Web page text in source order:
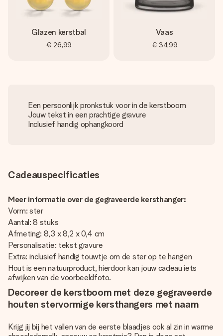
Glazen kerstbal
€ 26,99
Vaas
€ 34,99
Een persoonlijk pronkstuk voor in de kerstboom
Jouw tekst in een prachtige gravure
Inclusief handig ophangkoord
Cadeauspecificaties
Meer informatie over de gegraveerde kersthanger:
Vorm: ster
Aantal: 8 stuks
Afmeting: 8,3 x 8,2 x 0,4 cm
Personalisatie: tekst gravure
Extra: inclusief handig touwtje om de ster op te hangen
Hout is een natuurproduct, hierdoor kan jouw cadeau iets
afwijken van de voorbeeldfoto.
Decoreer de kerstboom met deze gegraveerde
houten stervormige kersthangers met naam
Krijg jij bij het vallen van de eerste blaadjes ook al zin in warme